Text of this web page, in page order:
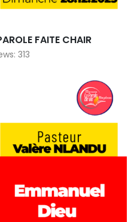
FAITE CHAIR
313